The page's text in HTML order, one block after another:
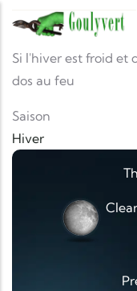
Aller au contenu
Si l'hiver est froid et
dos au feu
Saison
Hiver
Clear